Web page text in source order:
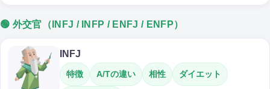
🟢 外交官（INFJ / INFP / ENFJ / ENFP）
INFJ
特徴 A/Tの違い 相性 ダイエット